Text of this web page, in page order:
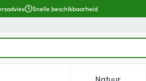
Snelle beschikbaarheid
Natuur